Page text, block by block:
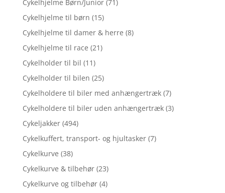
Cykelhjelme Børn/Junior (71)
Cykelhjelme til børn (15)
Cykelhjelme til damer & herre (8)
Cykelhjelme til race (21)
Cykelholder til bil (11)
Cykelholder til bilen (25)
Cykelholdere til biler med anhængertræk (7)
Cykelholdere til biler uden anhængertræk (3)
Cykeljakker (494)
Cykelkuffert, transport- og hjultasker (7)
Cykelkurve (38)
Cykelkurve & tilbehør (23)
Cykelkurve og tilbehør (4)